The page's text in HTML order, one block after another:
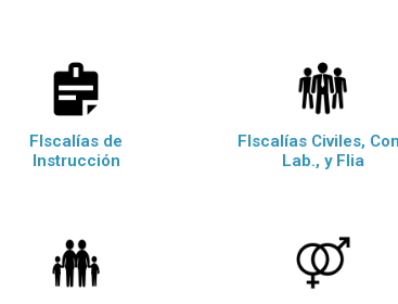
FIscalías de
Instrucción
FIscalías Civiles,
Lab., y Flia